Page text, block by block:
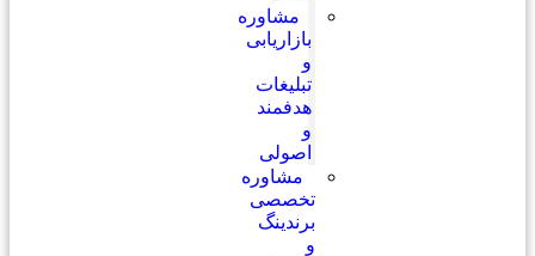
مشاوره
بازاریابی
و
تبلیغات
هدفمند
و
اصولی
مشاوره
تخصصی
برندینگ
و